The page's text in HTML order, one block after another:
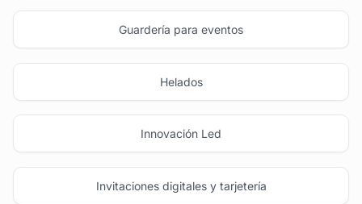
Guardería para eventos
Helados
Innovación Led
Invitaciones digitales y tarjetería